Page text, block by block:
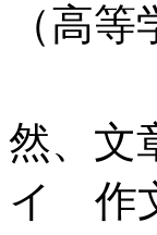
（高等
※教
然、文
イ 作